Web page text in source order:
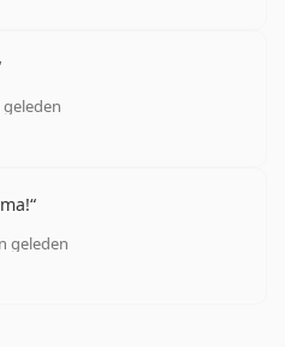
geleden
4 van 5
geleden
5 van 5